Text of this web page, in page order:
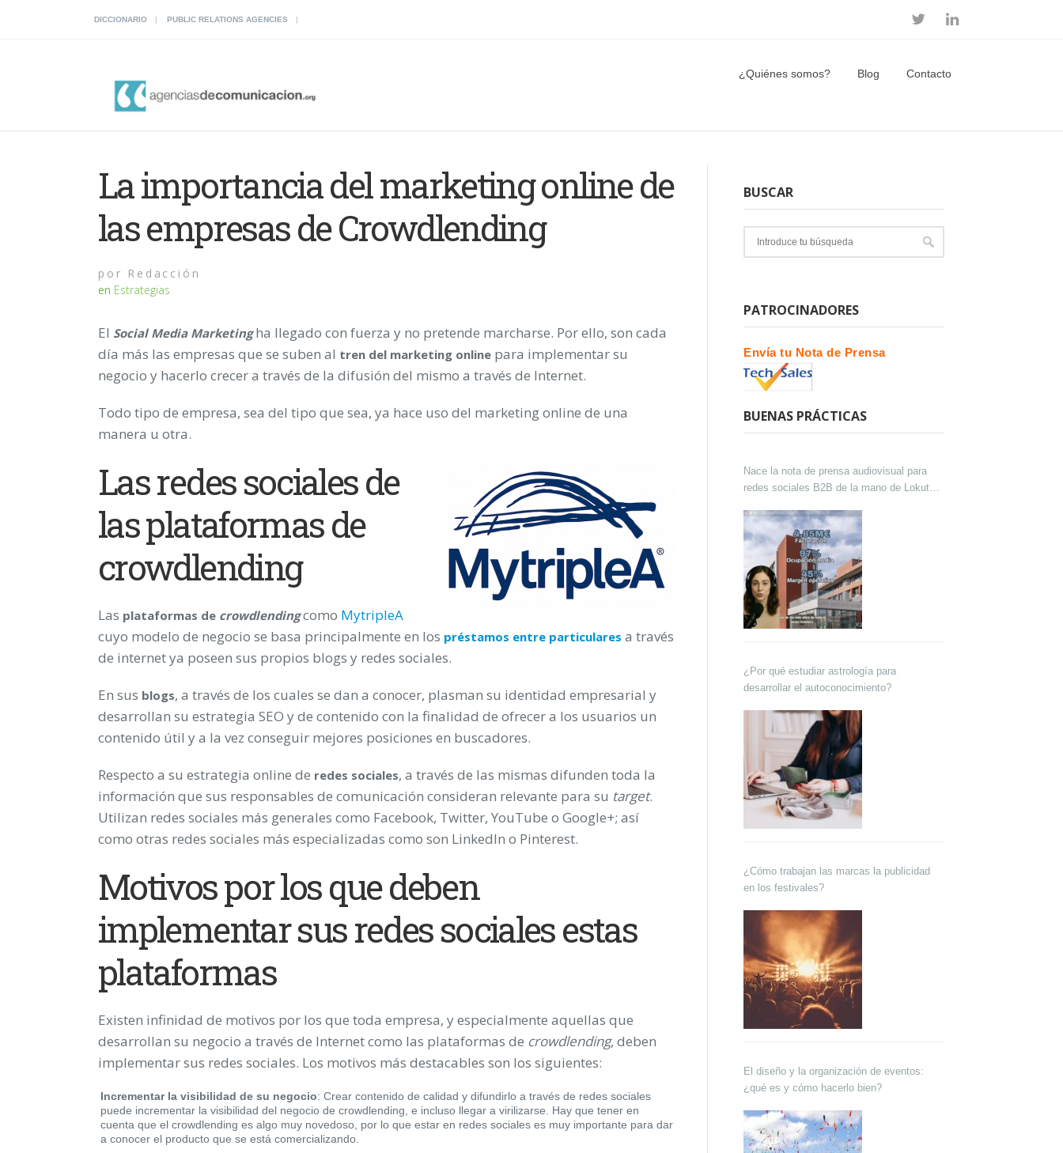
DICCIONARIO PUBLIC RELATIONS AGENCIES
¿Quiénes somos? Blog Contacto
La importancia del marketing online de
las empresas de Crowdlending
por Redacción
en Estrategias
El Social Media Marketingha llegado con fuerza y no pretende marcharse. Por ello, son cada
día más las empresas que se suben al tren del marketing online para implementar su
negocio y hacerlo crecer a través de la difusión del mismo a través de Internet.
Todo tipo de empresa, sea del tipo que sea, ya hace uso del marketing online de una
manera u otra.
Las redes sociales de
las plataformas de
crowdlending
Las plataformas de crowdlendingcomo MytripleA
cuyo modelo de negocio se basa principalmente en los préstamos entre particulares a través
de internet ya poseen sus propios blogs y redes sociales.
En sus blogs, a través de los cuales se dan a conocer, plasman su identidad empresarial y
desarrollan su estrategia SEO y de contenido con la finalidad de ofrecer a los usuarios un
contenido útil y a la vez conseguir mejores posiciones en buscadores.
Respecto a su estrategia online de redes sociales, a través de las mismas difunden toda la
información que sus responsables de comunicación consideran relevante para su target.
Utilizan redes sociales más generales como Facebook, Twitter, YouTube o Google+; así
como otras redes sociales más especializadas como son LinkedIn o Pinterest.
Motivos por los que deben
implementar sus redes sociales estas
plataformas
Existen infinidad de motivos por los que toda empresa, y especialmente aquellas que
desarrollan su negocio a través de Internet como las plataformas de crowdlending, deben
implementar sus redes sociales. Los motivos más destacables son los siguientes:
Incrementar la visibilidad de su negocio: Crear contenido de calidad y difundirlo a través de redes sociales
puede incrementar la visibilidad del negocio de crowdlending, e incluso llegar a virilizarse. Hay que tener en
cuenta que el crowdlending es algo muy novedoso, por lo que estar en redes sociales es muy importante para dar
a conocer el producto que se está comercializando.
BUSCAR
PATROCINADORES
Envía tu Nota de Prensa
BUENAS PRÁCTICAS
Nace la nota de prensa audiovisual para
redes sociales B2B de la mano de Lokutor
¿Por qué estudiar astrología para
desarrollar el autoconocimiento?
¿Cómo trabajan las marcas la publicidad
en los festivales?
El diseño y la organización de eventos:
¿qué es y cómo hacerlo bien?